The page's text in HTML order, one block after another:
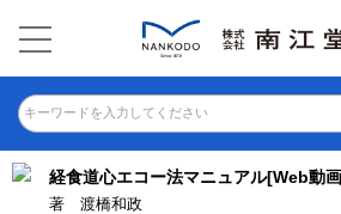
キーワードを入力してください
経食道心エコー法マニュアル[Web動
著 渡橋和政